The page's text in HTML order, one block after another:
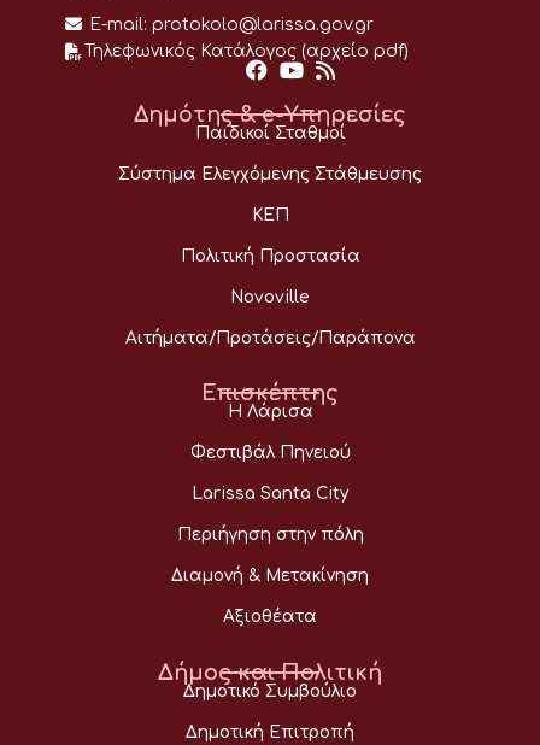
E-mail: protokolo@larissa.gov.gr
Τηλεφωνικός Κατάλογος (αρχείο pdf)
Δημότης & e-Υπηρεσίες
Παιδικοί Σταθμοί
Σύστημα Ελεγχόμενης Στάθμευσης
ΚΕΠ
Πολιτική Προστασία
Novoville
Αιτήματα/Προτάσεις/Παράπονα
Επισκέπτης
Η Λάρισα
Φεστιβάλ Πηνειού
Larissa Santa City
Περιήγηση στην πόλη
Διαμονή & Μετακίνηση
Αξιοθέατα
Δήμος και Πολιτική
Δημοτικό Συμβούλιο
Δημοτική Επιτροπή